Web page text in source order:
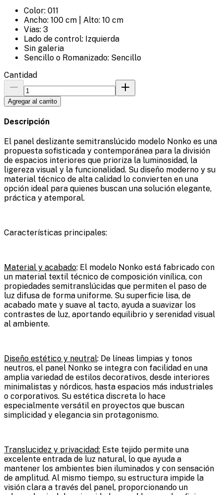
Color: 011
Ancho: 100 cm | Alto: 10 cm
Vias: 3
Lado de control: Izquierda
Sin galeria
Sencillo o Romanizado: Sencillo
Cantidad
Agregar al carrito
Descripción
El panel deslizante semitranslúcido modelo Nonko es una
propuesta sofisticada y contemporánea para la división
de espacios interiores que prioriza la luminosidad, la
ligereza visual y la funcionalidad. Su diseño moderno y su
material técnico de alta calidad lo convierten en una
opción ideal para quienes buscan una solución elegante,
práctica y atemporal.
Características principales:
Material y acabado: El modelo Nonko está fabricado con
un material textil técnico de composición vinílica, con
propiedades semitranslúcidas que permiten el paso de
luz difusa de forma uniforme. Su superficie lisa, de
acabado mate y suave al tacto, ayuda a suavizar los
contrastes de luz, aportando equilibrio y serenidad visual
al ambiente.
Diseño estético y neutral: De líneas limpias y tonos
neutros, el panel Nonko se integra con facilidad en una
amplia variedad de estilos decorativos, desde interiores
minimalistas y nórdicos, hasta espacios más industriales
o corporativos. Su estética discreta lo hace
especialmente versátil en proyectos que buscan
simplicidad y elegancia sin protagonismo.
Translucidez y privacidad: Este tejido permite una
excelente entrada de luz natural, lo que ayuda a
mantener los ambientes bien iluminados y con sensación
de amplitud. Al mismo tiempo, su estructura impide la
visión clara a través del panel, proporcionando un